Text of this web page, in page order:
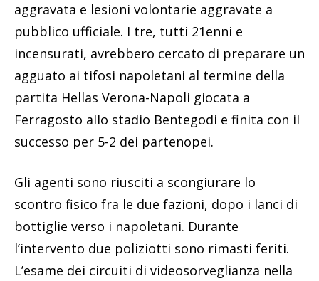
aggravata e lesioni volontarie aggravate a
pubblico ufficiale. I tre, tutti 21enni e
incensurati, avrebbero cercato di preparare un
agguato ai tifosi napoletani al termine della
partita Hellas Verona-Napoli giocata a
Ferragosto allo stadio Bentegodi e finita con il
successo per 5-2 dei partenopei.
Gli agenti sono riusciti a scongiurare lo
scontro fisico fra le due fazioni, dopo i lanci di
bottiglie verso i napoletani. Durante
l’intervento due poliziotti sono rimasti feriti.
L’esame dei circuiti di videosorveglianza nella